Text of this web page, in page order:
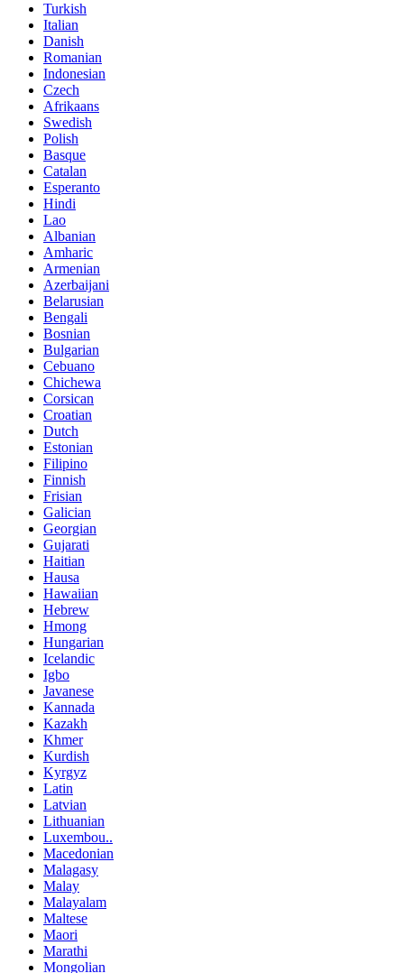
Turkish
Italian
Danish
Romanian
Indonesian
Czech
Afrikaans
Swedish
Polish
Basque
Catalan
Esperanto
Hindi
Lao
Albanian
Amharic
Armenian
Azerbaijani
Belarusian
Bengali
Bosnian
Bulgarian
Cebuano
Chichewa
Corsican
Croatian
Dutch
Estonian
Filipino
Finnish
Frisian
Galician
Georgian
Gujarati
Haitian
Hausa
Hawaiian
Hebrew
Hmong
Hungarian
Icelandic
Igbo
Javanese
Kannada
Kazakh
Khmer
Kurdish
Kyrgyz
Latin
Latvian
Lithuanian
Luxembou..
Macedonian
Malagasy
Malay
Malayalam
Maltese
Maori
Marathi
Mongolian